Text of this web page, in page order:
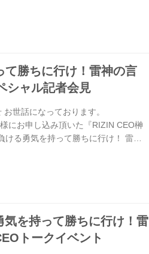
2月（予定） Audible / Amazon 予約
た本をアプリで聴けるサービスで
て勝ちに行け！雷神の言
シャル記者会見
世話になっております。
にお申し込み頂いた『RIZIN CEO榊
る勇気を持って勝ちに行け！ 雷神
、直前の中止となりましたこと深く
りました皆様には、後程livepocketに
を持って勝ちに行け！雷
トークイベント